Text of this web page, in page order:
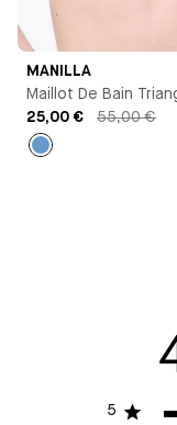
MANILLA
Maillot De Bain
25,00 €
55,00 €
5